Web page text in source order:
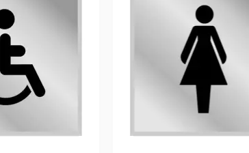
один клик Купить в один клик